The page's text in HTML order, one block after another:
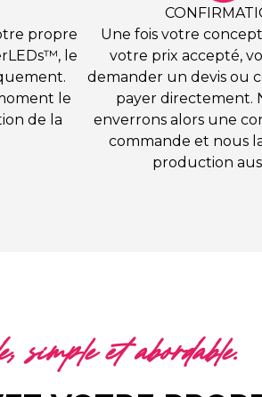
propre
le
le
de la
Une fois votre
votre prix accepté,
demander un devis ou
payer directement.
enverrons alors une
commande et nous
production
simple et abordable.